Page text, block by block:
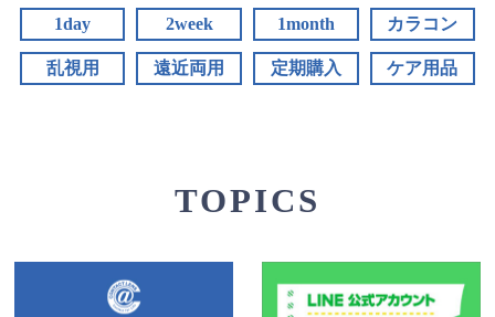
1day 2week 1month カラコン
乱視用 遠近両用 定期購入 ケア用品
TOPICS